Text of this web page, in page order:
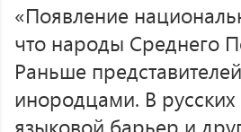
«Появление
что народы Среднего
Раньше
инородцами. В
языковой барьер и